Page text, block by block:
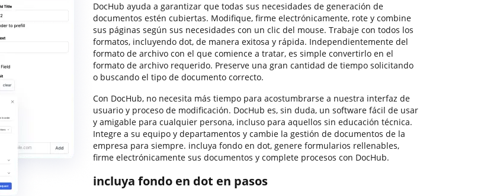
DocHub ayuda a garantizar que todas sus necesidades de generación de
documentos estén cubiertas. Modifique, firme electrónicamente, rote y combine
sus páginas según sus necesidades con un clic del mouse. Trabaje con todos los
formatos, incluyendo dot, de manera exitosa y rápida. Independientemente del
formato de archivo con el que comience a tratar, es simple convertirlo en el
formato de archivo requerido. Preserve una gran cantidad de tiempo solicitando
o buscando el tipo de documento correcto.
Con DocHub, no necesita más tiempo para acostumbrarse a nuestra interfaz de
usuario y proceso de modificación. DocHub es, sin duda, un software fácil de usar
y amigable para cualquier persona, incluso para aquellos sin educación técnica.
Integre a su equipo y departamentos y cambie la gestión de documentos de la
empresa para siempre. incluya fondo en dot, genere formularios rellenables,
firme electrónicamente sus documentos y complete procesos con DocHub.
incluya fondo en dot en pasos